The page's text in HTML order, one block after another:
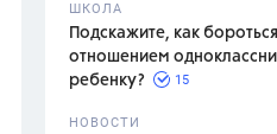
ШКОЛА
Подскажите, как
отношением
ребенку?
15
НОВОСТИ